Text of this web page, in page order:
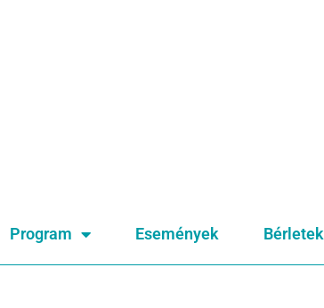
Program Események Bérletek